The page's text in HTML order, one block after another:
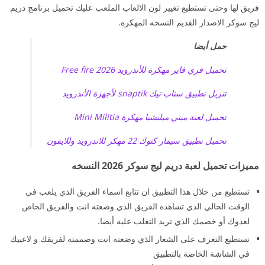
فريق لها وحتى تستطيع تغيير لون الالعاب الملعب عليك تحميل برنامج دريم
ليج سوكر الاصدار القديم النسخه المهكره.
حمل أيضا
تحميل فري فاير مهكرة للأندرويد 2026 Free fire
تنزيل تطبيق سناب تيك snaptik لأجهزة الأندرويد
تحميل لعبة ميني ميليشيا مهكرة Mini Militia
تحميل تطبيق سيمار كنوك 22 مهكر للاندرويد وللايفون
مميزات تحميل لعبة دريم ليج سوكر 2026 النسخه
تستطيع من خلال هذا التطبيق ان تتابع اسماء الفريق الذي يلعب في
الوقت الحالي الذي تشاهده الفريق الذي وضعته انت والفريق الخاص
لعدوك أو خصمك الذي تريد التغلب عليه أيضا.
تستطيع التعرف على الشعار الذي وضعته انت وصممته لفريقك و لاعبيك
في الشاشة الخاصة بالتطبيق